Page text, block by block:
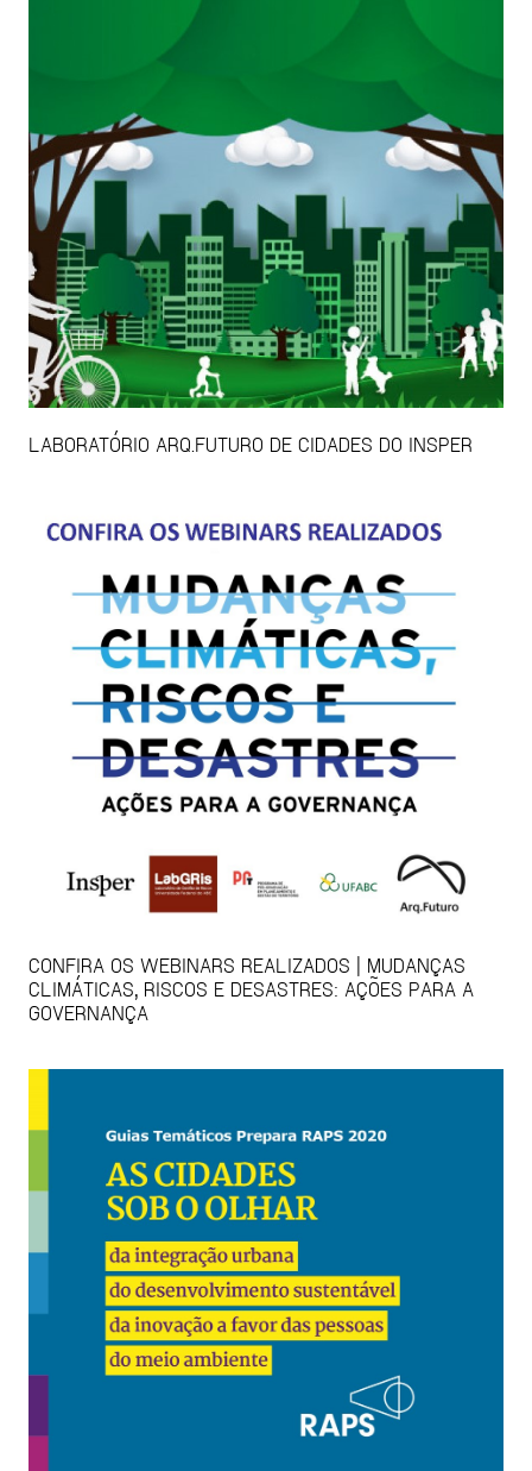
LABORATÓRIO ARQ.FUTURO DE CIDADES DO INSPER
CONFIRA OS WEBINARS REALIZADOS | MUDANÇAS
CLIMÁTICAS, RISCOS E DESASTRES: AÇÕES PARA A
GOVERNANÇA